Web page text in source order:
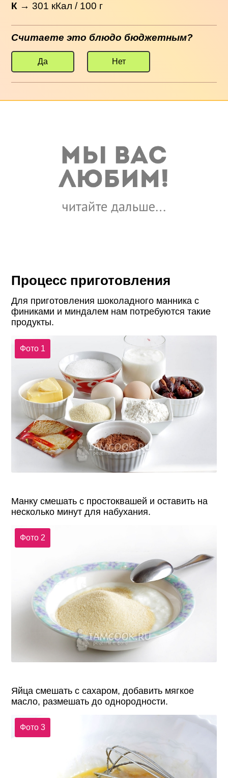
К →301 кКал / 100 г
Считаете это блюдо бюджетным?
Да Нет
Процесс приготовления
Для приготовления шоколадного манника с
финиками и миндалем нам потребуются такие
продукты.
Фото 1
Манку смешать с простоквашей и оставить на
несколько минут для набухания.
Фото 2
Яйца смешать с сахаром, добавить мягкое
масло, размешать до однородности.
Фото 3